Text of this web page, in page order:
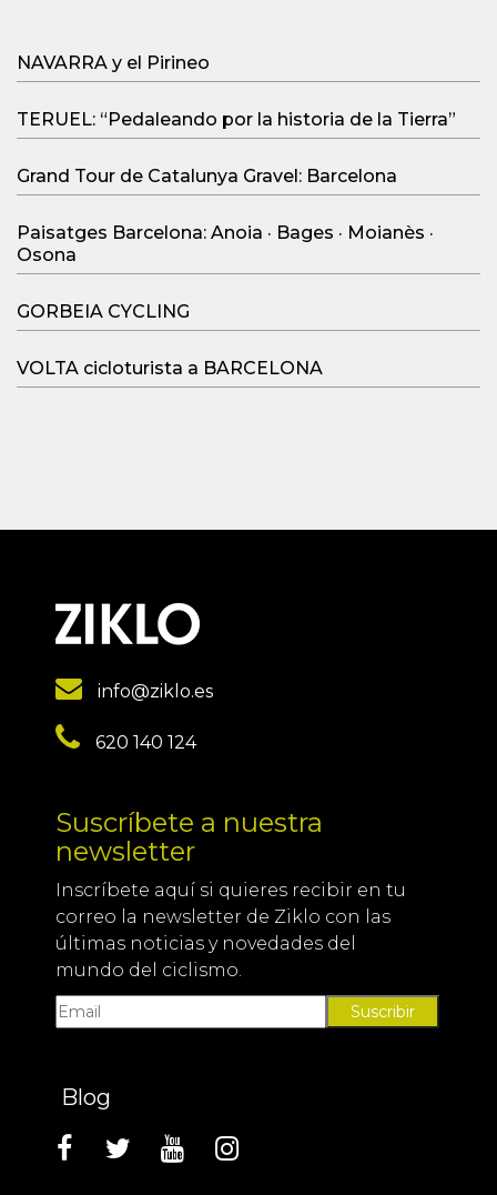
NAVARRA y el Pirineo
TERUEL: “Pedaleando por la historia de la Tierra”
Grand Tour de Catalunya Gravel: Barcelona
Paisatges Barcelona: Anoia · Bages · Moianès ·
Osona
GORBEIA CYCLING
VOLTA cicloturista a BARCELONA
info@ziklo.es
620 140 124
Suscríbete a nuestra
newsletter
Inscríbete aquí si quieres recibir en tu
correo la newsletter de Ziklo con las
últimas noticias y novedades del
mundo del ciclismo.
Suscribir
Blog